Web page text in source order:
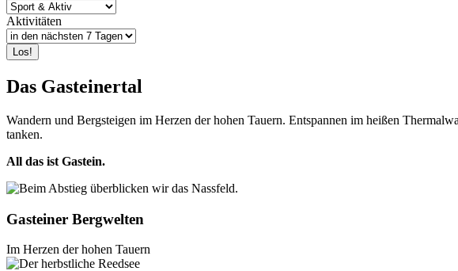
Aktivitäten
Das Gasteinertal
Wandern und Bergsteigen im Herzen der hohen Tauern. Entspannen im heißen
tanken.
All das ist Gastein.
Gasteiner Bergwelten
Im Herzen der hohen Tauern